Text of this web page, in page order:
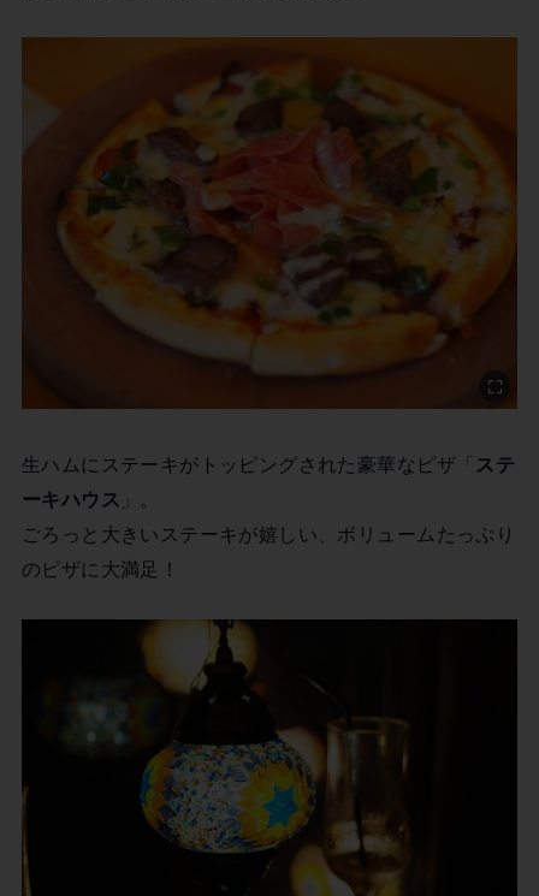
生ハムにステーキがトッピングされた豪華なピザ「 ステ
ーキハウス
」。
ごろっと大きいステーキが嬉しい、ボリュームたっぷり
のピザに大満足！